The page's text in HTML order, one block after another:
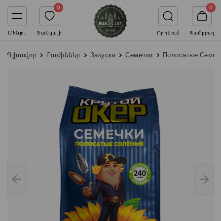
Մենյու
0
Ցանկալի Որոնում
0
Զամբյուղ
Գլխավոր Բաժիններ Закуски Семечки Полосатые